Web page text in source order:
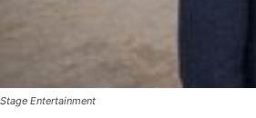
Stage Entertainment